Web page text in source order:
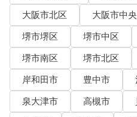
大阪市北区
大阪市中
堺市堺区
堺市中区
堺市南区
堺市北区
岸和田市
豊中市
泉大津市
高槻市